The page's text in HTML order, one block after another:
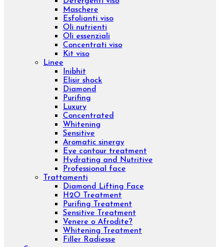
La tua pelle
Pelle secca
Pelle sensibile
Pelle matura
Pelle grassa
Tecnologie
Beauty & Wellness
Medical Technology
Ebook e Video Corsi
ID 16301 – Sales Specialist da remoto
ID 15001 – Logica e Calcolo per la Valutazione
dei Bonus Digitali
Chroma Consulting
Marketplace
Ristorazione
Prodotti
Creme viso
Contorno occhi
Sieri viso
Lozioni viso
Detergenti viso
Maschere
Esfolianti viso
Oli nutrienti